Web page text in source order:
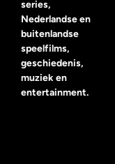
series,
Nederlandse en
buitenlandse
speelfilms,
geschiedenis,
muziek en
entertainment.